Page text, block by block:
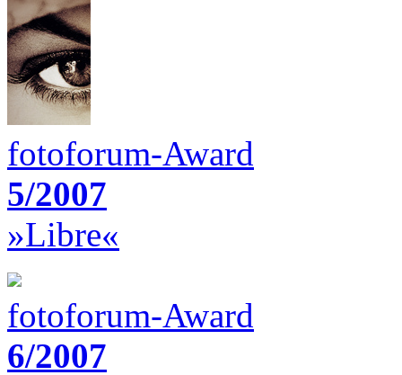
fotoforum-Award
5/2007
»Libre«
fotoforum-Award
6/2007